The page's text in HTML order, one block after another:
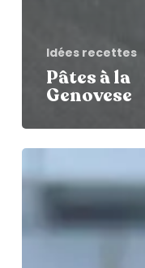
Idées recettes
Pâtes à la
Genovese